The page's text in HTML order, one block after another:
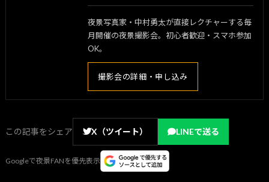
夜景写真家・中村勇太が直接レクチャーする毎
月開催の夜景撮影会。初心者歓迎・スマホ参加
OK。
撮影会の詳細・申し込み
この記事をシェア X（ツイート） LINEで送る
Googleで夜景FANを優先表示